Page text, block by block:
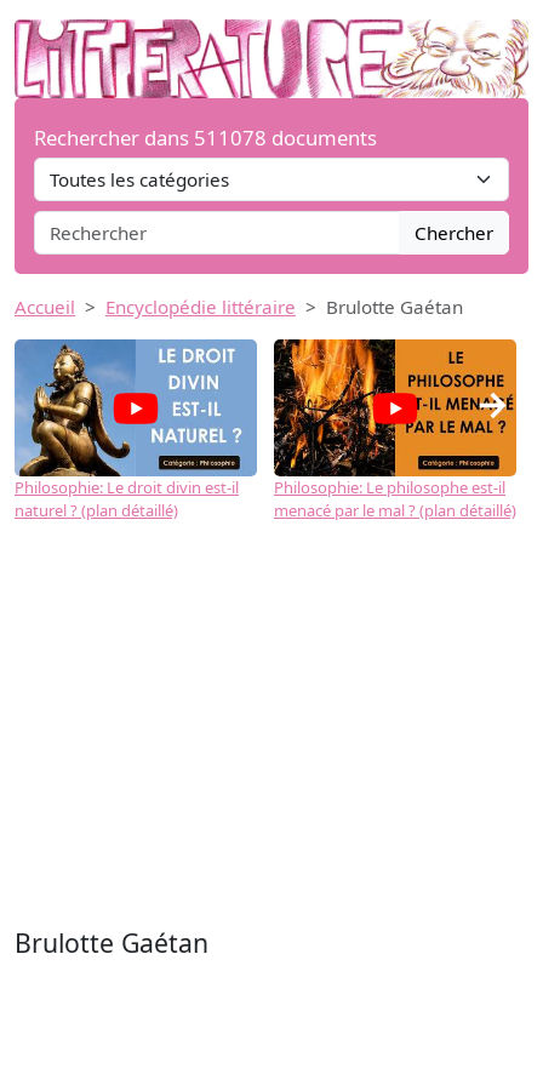
Rechercher dans 511078 documents
Chercher
Accueil Encyclopédie littéraire Brulotte Gaétan
Philosophie: Le droit divin est-il
naturel ? (plan détaillé)
Philosophie: Le philosophe est-il
menacé par le mal ? (plan détaillé)
→
Brulotte Gaétan